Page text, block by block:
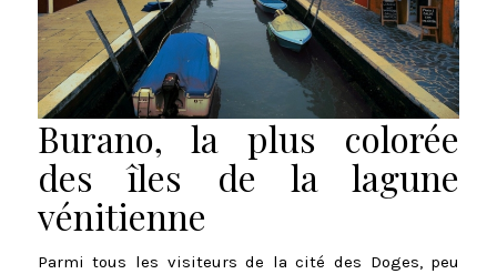
Burano, la plus colorée
des îles de la lagune
vénitienne
Parmi tous les visiteurs de la cité des Doges, peu